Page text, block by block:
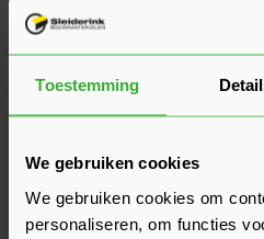
Toestemming
We gebruiken cookies
We gebruiken cookies om
personaliseren, om functies
Klantrecensies
Hier lees je de ervaringen van
product. Hun feedback helpt je
van de kwaliteit en het
Heb je zelf ervaring met dit
review achter, zo help je
dragen we samen bij aan een